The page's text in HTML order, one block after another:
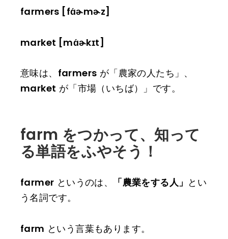
farmers [fɑ́ɚmɚz]
market [mɑ́ɚkɪt]
意味は、 farmers が「農家の人たち」、
market が「市場（いちば）」です。
farm をつかって、知って
る単語をふやそう！
farmer というのは、 「農業をする人」 とい
う名詞です。
farm という言葉もあります。